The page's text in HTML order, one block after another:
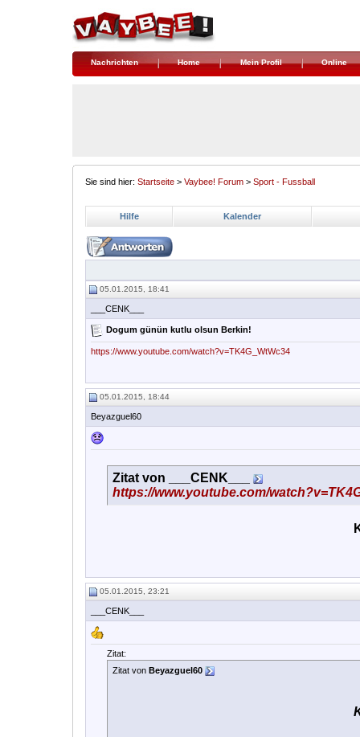
Nachrichten Home Mein Profil Online
Sie sind hier: Startseite > Vaybee! Forum > Sport - Fussball
Hilfe Kalender
05.01.2015, 18:41
___CENK___
Dogum günün kutlu olsun Berkin!
https://www.youtube.com/watch?v=TK4G_WtWc34
05.01.2015, 18:44
Beyazguel60
Zitat von
___CENK___
https://www.youtube.com/
05.01.2015, 23:21
___CENK___
Zitat:
Zitat von Beyazguel60